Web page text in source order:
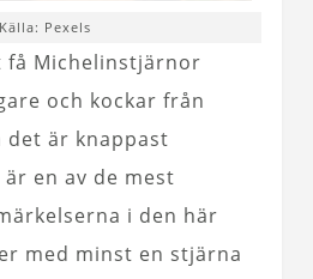
Källa: Pexels
få Michelinstjärnor
och kockar från
det är knappast
en av de mest
i den här
med minst en stjärna